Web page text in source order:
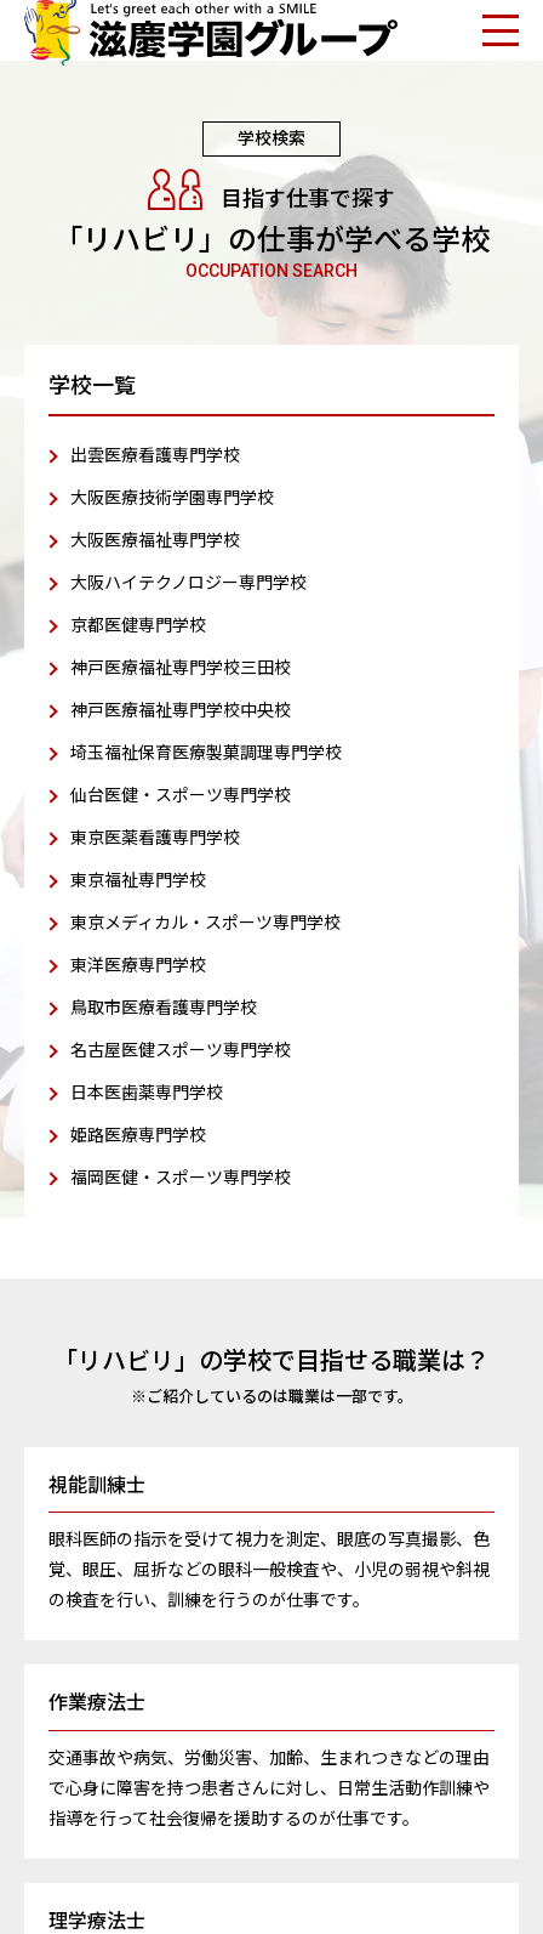
学校検索
目指す仕事で探す
「リハビリ」の仕事が学べる学校
OCCUPATION SEARCH
学校一覧
出雲医療看護専門学校
大阪医療技術学園専門学校
大阪医療福祉専門学校
大阪ハイテクノロジー専門学校
京都医健専門学校
神戸医療福祉専門学校三田校
神戸医療福祉専門学校中央校
埼玉福祉保育医療製菓調理専門学校
仙台医健・スポーツ専門学校
東京医薬看護専門学校
東京福祉専門学校
東京メディカル・スポーツ専門学校
東洋医療専門学校
鳥取市医療看護専門学校
名古屋医健スポーツ専門学校
日本医歯薬専門学校
姫路医療専門学校
福岡医健・スポーツ専門学校
「リハビリ」の学校で目指せる職業は？
※ご紹介しているのは職業は一部です。
視能訓練士
眼科医師の指示を受けて視力を測定、眼底の写真撮影、色
覚、眼圧、屈折などの眼科一般検査や、小児の弱視や斜視
の検査を行い、訓練を行うのが仕事です。
作業療法士
交通事故や病気、労働災害、加齢、生まれつきなどの理由
で心身に障害を持つ患者さんに対し、日常生活動作訓練や
指導を行って社会復帰を援助するのが仕事です。
理学療法士